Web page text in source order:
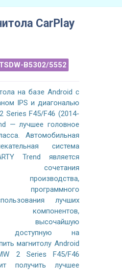
CarPlay
B5302/5552
на базе Android с
IPS и диагональю
Series F45/F46 (2014-
— лучшее головное
Автомобильная
система
Trend является
сочетания
производства,
программного
лучших
компонентов,
высочайшую
доступную на
магнитолу Android
2 Series F45/F46
получить лучшее